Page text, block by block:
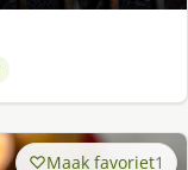
Maak favoriet1